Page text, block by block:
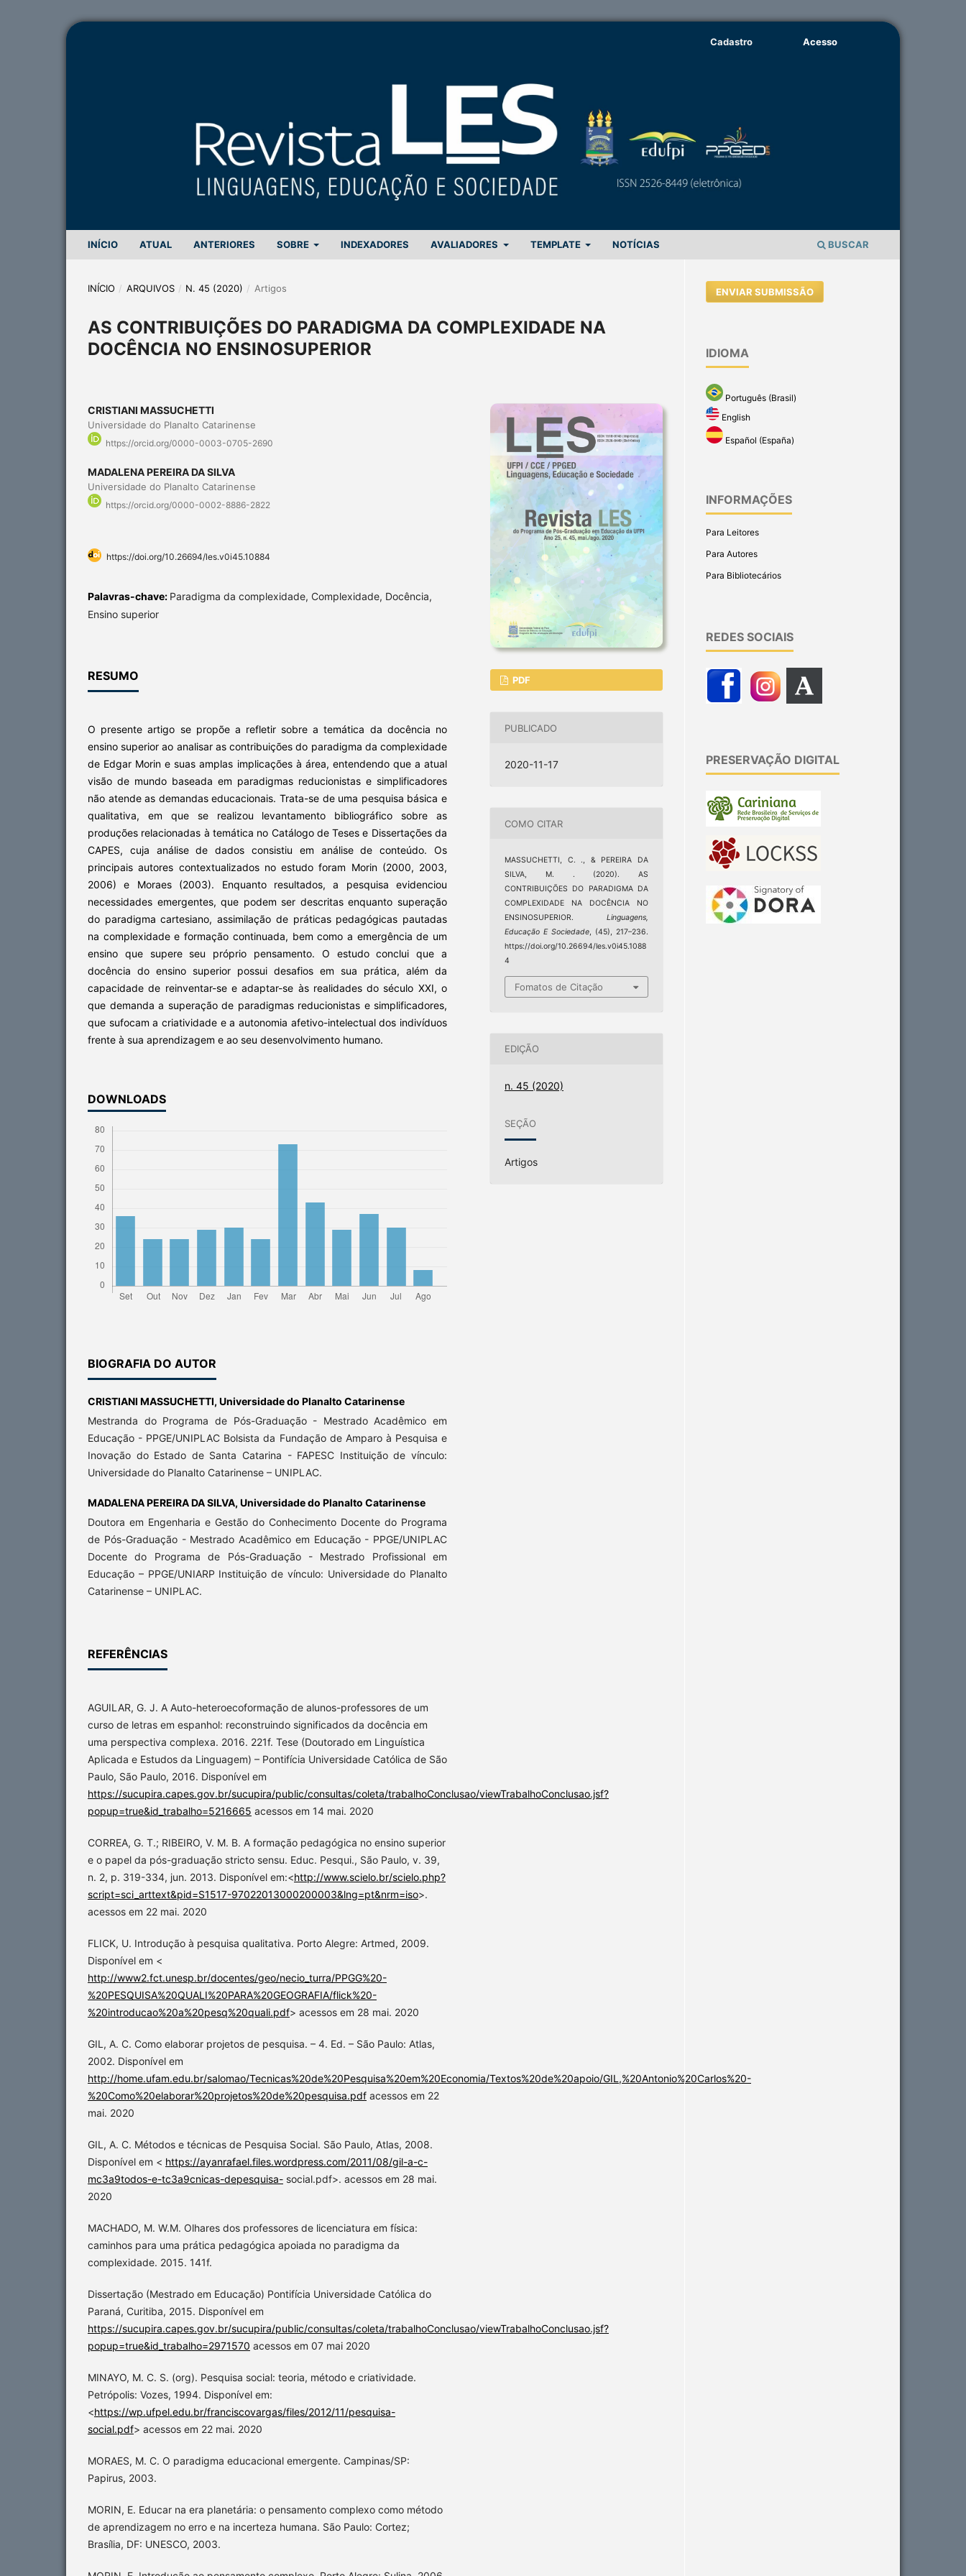
INÍCIO ATUAL ANTERIORES SOBRE INDEXADORES AVALIADORES TEMPLATE NOTÍCIAS BUSCAR
Cadastro Acesso
INÍCIO / ARQUIVOS / N. 45 (2020) / Artigos
AS CONTRIBUIÇÕES DO PARADIGMA DA COMPLEXIDADE NA
DOCÊNCIA NO ENSINOSUPERIOR
CRISTIANI MASSUCHETTI
Universidade do Planalto Catarinense
https://orcid.org/0000-0003-0705-2690
MADALENA PEREIRA DA SILVA
Universidade do Planalto Catarinense
https://orcid.org/0000-0002-8886-2822
https://doi.org/10.26694/les.v0i45.10884
Palavras-chave: Paradigma da complexidade, Complexidade, Docência,
Ensino superior
RESUMO
O presente artigo se propõe a refletir sobre a temática da docência no
ensino superior ao analisar as contribuições do paradigma da complexidade
de Edgar Morin e suas amplas implicações à área, entendendo que a atual
visão de mundo baseada em paradigmas reducionistas e simplificadores
não atende as demandas educacionais. Trata-se de uma pesquisa básica e
qualitativa, em que se realizou levantamento bibliográfico sobre as
produções relacionadas à temática no Catálogo de Teses e Dissertações da
CAPES, cuja análise de dados consistiu em análise de conteúdo. Os
principais autores contextualizados no estudo foram Morin (2000, 2003,
2006) e Moraes (2003). Enquanto resultados, a pesquisa evidenciou
necessidades emergentes, que podem ser descritas enquanto superação
do paradigma cartesiano, assimilação de práticas pedagógicas pautadas
na complexidade e formação continuada, bem como a emergência de um
ensino que supere seu próprio pensamento. O estudo conclui que a
docência do ensino superior possui desafios em sua prática, além da
capacidade de reinventar-se e adaptar-se às realidades do século XXI, o
que demanda a superação de paradigmas reducionistas e simplificadores,
que sufocam a criatividade e a autonomia afetivo-intelectual dos indivíduos
frente à sua aprendizagem e ao seu desenvolvimento humano.
DOWNLOADS
BIOGRAFIA DO AUTOR
CRISTIANI MASSUCHETTI, Universidade do Planalto Catarinense
Mestranda do Programa de Pós-Graduação - Mestrado Acadêmico em
Educação - PPGE/UNIPLAC Bolsista da Fundação de Amparo à Pesquisa e
Inovação do Estado de Santa Catarina - FAPESC Instituição de vínculo:
Universidade do Planalto Catarinense – UNIPLAC.
MADALENA PEREIRA DA SILVA, Universidade do Planalto Catarinense
Doutora em Engenharia e Gestão do Conhecimento Docente do Programa
de Pós-Graduação - Mestrado Acadêmico em Educação - PPGE/UNIPLAC
Docente do Programa de Pós-Graduação - Mestrado Profissional em
Educação – PPGE/UNIARP Instituição de vínculo: Universidade do Planalto
Catarinense – UNIPLAC.
REFERÊNCIAS
AGUILAR, G. J. A Auto-heteroecoformação de alunos-professores de um
curso de letras em espanhol: reconstruindo significados da docência em
uma perspectiva complexa. 2016. 221f. Tese (Doutorado em Linguística
Aplicada e Estudos da Linguagem) – Pontifícia Universidade Católica de São
Paulo, São Paulo, 2016. Disponível em
https://sucupira.capes.gov.br/sucupira/public/consultas/coleta/trabalhoConclusao/viewTrabalhoConclusao.jsf?
popup=true&id_trabalho=5216665 acessos em 14 mai. 2020
CORREA, G. T.; RIBEIRO, V. M. B. A formação pedagógica no ensino superior
e o papel da pós-graduação stricto sensu. Educ. Pesqui., São Paulo, v. 39,
n. 2, p. 319-334, jun. 2013. Disponível em:<http://www.scielo.br/scielo.php?
script=sci_arttext&pid=S1517-97022013000200003&lng=pt&nrm=iso>.
acessos em 22 mai. 2020
FLICK, U. Introdução à pesquisa qualitativa. Porto Alegre: Artmed, 2009.
Disponível em <
http://www2.fct.unesp.br/docentes/geo/necio_turra/PPGG%20-
%20PESQUISA%20QUALI%20PARA%20GEOGRAFIA/flick%20-
%20introducao%20a%20pesq%20quali.pdf> acessos em 28 mai. 2020
GIL, A. C. Como elaborar projetos de pesquisa. – 4. Ed. – São Paulo: Atlas,
2002. Disponível em
http://home.ufam.edu.br/salomao/Tecnicas%20de%20Pesquisa%20em%20Economia/Textos%20de%20apoio/GIL,%20Antonio%20Carlos%20-
%20Como%20elaborar%20projetos%20de%20pesquisa.pdf acessos em 22
mai. 2020
GIL, A. C. Métodos e técnicas de Pesquisa Social. São Paulo, Atlas, 2008.
Disponível em < https://ayanrafael.files.wordpress.com/2011/08/gil-a-c-
mc3a9todos-e-tc3a9cnicas-depesquisa- social.pdf>. acessos em 28 mai.
2020
MACHADO, M. W.M. Olhares dos professores de licenciatura em física:
caminhos para uma prática pedagógica apoiada no paradigma da
complexidade. 2015. 141f.
Dissertação (Mestrado em Educação) Pontifícia Universidade Católica do
Paraná, Curitiba, 2015. Disponível em
https://sucupira.capes.gov.br/sucupira/public/consultas/coleta/trabalhoConclusao/viewTrabalhoConclusao.jsf?
popup=true&id_trabalho=2971570 acessos em 07 mai 2020
MINAYO, M. C. S. (org). Pesquisa social: teoria, método e criatividade.
Petrópolis: Vozes, 1994. Disponível em:
<https://wp.ufpel.edu.br/franciscovargas/files/2012/11/pesquisa-
social.pdf> acessos em 22 mai. 2020
MORAES, M. C. O paradigma educacional emergente. Campinas/SP:
Papirus, 2003.
MORIN, E. Educar na era planetária: o pensamento complexo como método
de aprendizagem no erro e na incerteza humana. São Paulo: Cortez;
Brasília, DF: UNESCO, 2003.
PDF
PUBLICADO
2020-11-17
COMO CITAR
MASSUCHETTI, C. ., & PEREIRA DA
SILVA, M. . (2020). AS
CONTRIBUIÇÕES DO PARADIGMA DA
COMPLEXIDADE NA DOCÊNCIA NO
ENSINOSUPERIOR. Linguagens,
Educação E Sociedade, (45), 217–236.
https://doi.org/10.26694/les.v0i45.1088
4
Fomatos de Citação
EDIÇÃO
n. 45 (2020)
SEÇÃO
Artigos
ENVIAR SUBMISSÃO
IDIOMA
Português (Brasil)
English
Español (España)
INFORMAÇÕES
Para Leitores
Para Autores
Para Bibliotecários
REDES SOCIAIS
PRESERVAÇÃO DIGITAL